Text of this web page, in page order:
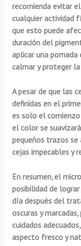
recomienda evitar
cualquier actividad
que esto puede
duración del
aplicar una pomada
calmar y proteger
A pesar de que las
definidas en el
es solo el
el color se
pequeños trazos se
cejas impecables y
En resumen, el
posibilidad de
día después del
oscuras y
cuidados
aspecto fresco y